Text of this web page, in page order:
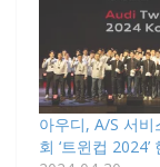
아우디, A/S 서
회 ‘트윈컵